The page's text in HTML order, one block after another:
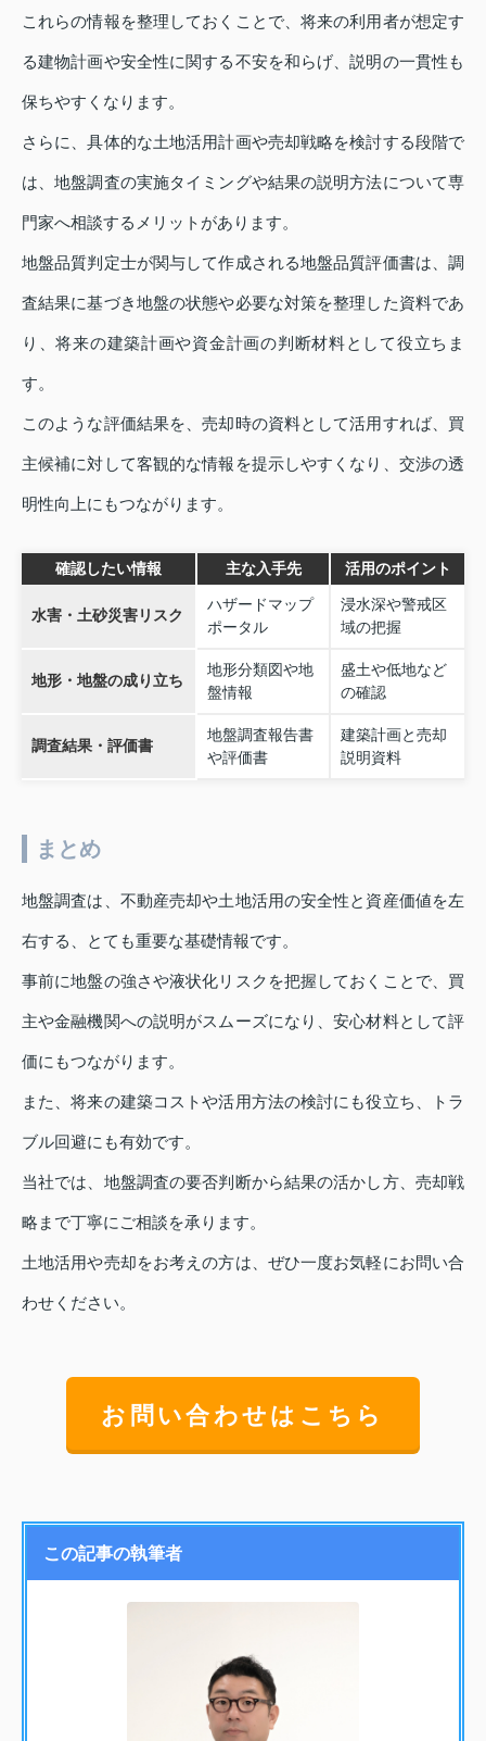
これらの情報を整理しておくことで、将来の利用者が想定す
る建物計画や安全性に関する不安を和らげ、説明の一貫性も
保ちやすくなります。
さらに、具体的な土地活用計画や売却戦略を検討する段階で
は、地盤調査の実施タイミングや結果の説明方法について専
門家へ相談するメリットがあります。
地盤品質判定士が関与して作成される地盤品質評価書は、調
査結果に基づき地盤の状態や必要な対策を整理した資料であ
り、将来の建築計画や資金計画の判断材料として役立ちま
す。
このような評価結果を、売却時の資料として活用すれば、買
主候補に対して客観的な情報を提示しやすくなり、交渉の透
明性向上にもつながります。
確認したい情報 主な入手先 活用のポイント
水害・土砂災害リスク
ハザードマップ
ポータル
浸水深や警戒区
域の把握
地形・地盤の成り立ち
地形分類図や地
盤情報
盛土や低地など
の確認
調査結果・評価書
地盤調査報告書
や評価書
建築計画と売却
説明資料
まとめ
地盤調査は、不動産売却や土地活用の安全性と資産価値を左
右する、とても重要な基礎情報です。
事前に地盤の強さや液状化リスクを把握しておくことで、買
主や金融機関への説明がスムーズになり、安心材料として評
価にもつながります。
また、将来の建築コストや活用方法の検討にも役立ち、トラ
ブル回避にも有効です。
当社では、地盤調査の要否判断から結果の活かし方、売却戦
略まで丁寧にご相談を承ります。
土地活用や売却をお考えの方は、ぜひ一度お気軽にお問い合
わせください。
お問い合わせはこちら
この記事の執筆者